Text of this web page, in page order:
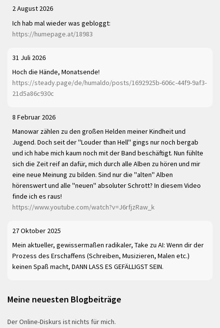
2 August 2026
Ich hab mal wieder was gebloggt:
https://humepage.at/18983
31 Juli 2026
Hoch die Hände, Monatsende!
https://steady.page/de/humaldo/posts/1692925b-606c-44f9-9af3-
21d5a86c930c
8 Februar 2026
Manowar zählen zu den großen Helden meiner Kindheit und
Jugend. Doch seit der "Louder than Hell" gings nur noch bergab
und ich habe mich kaum noch mit der Band beschäftigt. Nun fühlte
sich die Zeit reif an dafür, mich durch alle Alben zu hören und mir
eine neue Meinung zu bilden. Sind nur die "alten" Alben
hörenswert und alle "neuen" absoluter Schrott? In diesem Video
finde ich es raus!
https://www.youtube.com/watch?v=J6rfjzRaw_k
27 Oktober 2025
Mein aktueller, gewissermaßen radikaler, Take zu AI: Wenn dir der
Prozess des Erschaffens (Schreiben, Musizieren, Malen etc.)
keinen Spaß macht, DANN LASS ES GEFÄLLIGST SEIN.
Meine neuesten Blogbeiträge
Der Online-Diskurs ist nichts für mich.